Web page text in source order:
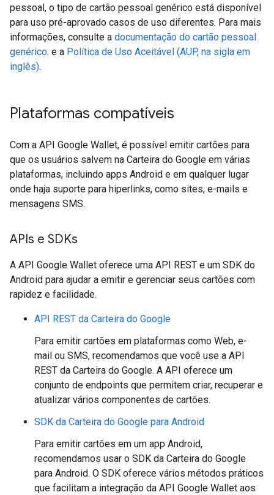
pessoal, o tipo de cartão pessoal genérico está disponível
para uso pré-aprovado casos de uso diferentes. Para mais
informações, consulte a documentação do cartão pessoal
genérico. e a Política de Uso Aceitável (AUP, na sigla em
inglês).
Plataformas compatíveis
Com a API Google Wallet, é possível emitir cartões para
que os usuários salvem na Carteira do Google em várias
plataformas, incluindo apps Android e em qualquer lugar
onde haja suporte para hiperlinks, como sites, e-mails e
mensagens SMS.
APIs e SDKs
A API Google Wallet oferece uma API REST e um SDK do
Android para ajudar a emitir e gerenciar seus cartões com
rapidez e facilidade.
API REST da Carteira do Google
Para emitir cartões em plataformas como Web, e-
mail ou SMS, recomendamos que você use a API
REST da Carteira do Google. A API oferece um
conjunto de endpoints que permitem criar, recuperar e
atualizar vários componentes de cartões.
SDK da Carteira do Google para Android
Para emitir cartões em um app Android,
recomendamos usar o SDK da Carteira do Google
para Android. O SDK oferece vários métodos práticos
que facilitam a integração da API Google Wallet aos